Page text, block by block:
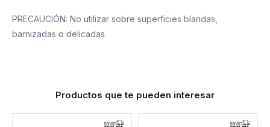
PRECAUCIÓN: No utilizar sobre superficies blandas,
barnizadas o delicadas.
Productos que te pueden interesar